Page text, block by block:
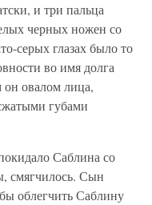
и три пальца
черных ножен со
серых глазах было то
во имя долга
он овалом лица,
губами
Саблина со
смягчилось. Сын
облегчить Саблину